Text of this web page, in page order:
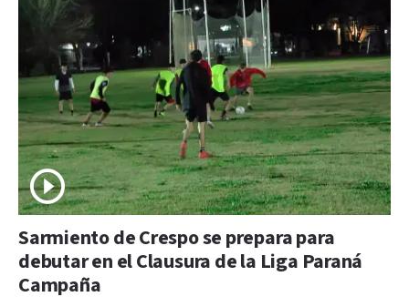
Sarmiento de Crespo se prepara para
debutar en el Clausura de la Liga Paraná
Campaña